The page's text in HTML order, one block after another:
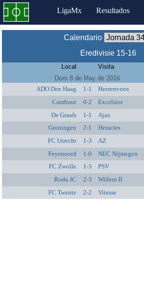
LigaMx Resultados
Calendario
Eredivisie 15-16
Local Visita
Dom 8 de May de 2016
ADO Den Haag
1-1 Heerenveen
Cambuur
0-2 Excelsior
De Graafs
1-1 Ajax
Groningen
2-1 Heracles
FC Utrecht
1-3 AZ
Feyenoord
1-0 NEC Nijmegen
FC Zwolle
1-3 PSV
Roda JC
2-3 Willem II
FC Twente
2-2 Vitesse